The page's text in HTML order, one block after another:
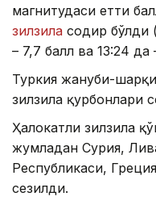
магнитудаси етти
зилзила содир бўлди
– 7,7 балл ва 13:24 да
Туркия жануби-
зилзила қурбонлари
Ҳалокатли зилзила
жумладан Сурия,
Республикаси,
сезилди.